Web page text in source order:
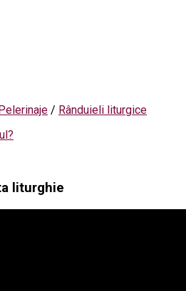
Pelerinaje / Rânduieli liturgice
liturghie